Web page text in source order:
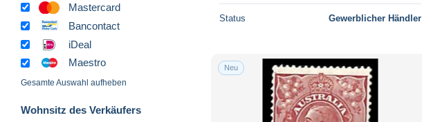
Mastercard
Bancontact
iDeal
Maestro
Gesamte Auswahl aufheben
Wohnsitz des Verkäufers
Status Gewerblicher Händler
Neu